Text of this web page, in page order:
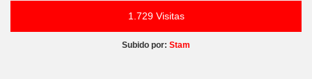
1.729 Visitas
Subido por: Stam